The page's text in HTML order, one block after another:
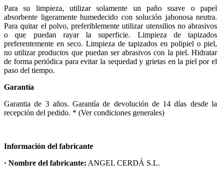
Para su limpieza, utilizar solamente un paño suave o papel
absorbente ligeramente humedecido con solución jabonosa neutra.
Para quitar el polvo, preferiblemente utilizar utensilios no abrasivos
o que puedan rayar la superficie. Limpieza de tapizados
preferentemente en seco. Limpieza de tapizados en polipiel o piel,
no utilizar productos que puedan ser abrasivos con la piel. Hidratar
de forma periódica para evitar la sequedad y grietas en la piel por el
paso del tiempo.
Garantía
Garantia de 3 años. Garantía de devolución de 14 días desde la
recepción del pedido. * (Ver condiciones generales)
Información del fabricante
· Nombre del fabricante: ANGEL CERDÁ S.L.